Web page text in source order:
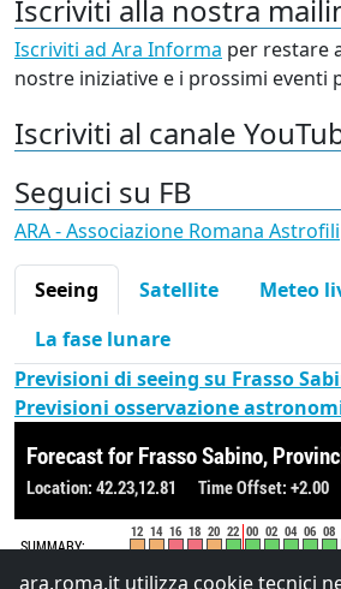
Iscriviti alla nostra
Iscriviti ad Ara Informa per restare
nostre iniziative e i prossimi eventi
Iscriviti al canale
Seguici su FB
ARA - Associazione Romana Astrofili
Seeing Satellite Meteo
La fase lunare
Previsioni di seeing su Frasso
Previsioni osservazione
ara.roma.it utilizza cookie tecnici